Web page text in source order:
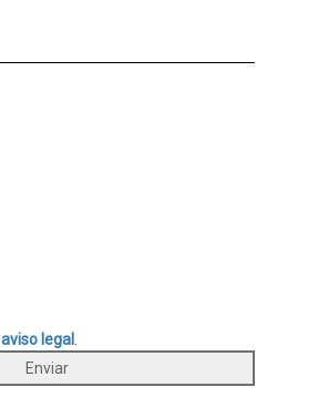
aviso legal
Enviar